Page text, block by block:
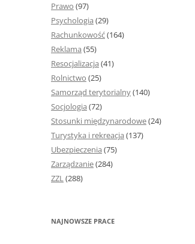
ROZDZIAŁY I PODROZDZIAŁY
ZAKOŃCZENIE PRACY
DYPLOMOWEJ
BIBLIOGRAFIA
SPIS RYSUNKÓW, TABEL I
ZAŁĄCZNIKÓW
TABELE, RYSUNKI ORAZ WYKRESY
Prawo (97)
Psychologia (29)
Rachunkowość(164)
Reklama (55)
Resocjalizacja (41)
Rolnictwo (25)
Samorząd terytorialny(140)
Socjologia (72)
Stosunki międzynarodowe(24)
Turystyka i rekreacja (137)
Ubezpieczenia (75)
Zarządzanie(284)
ZZL(288)
NAJNOWSZE PRACE